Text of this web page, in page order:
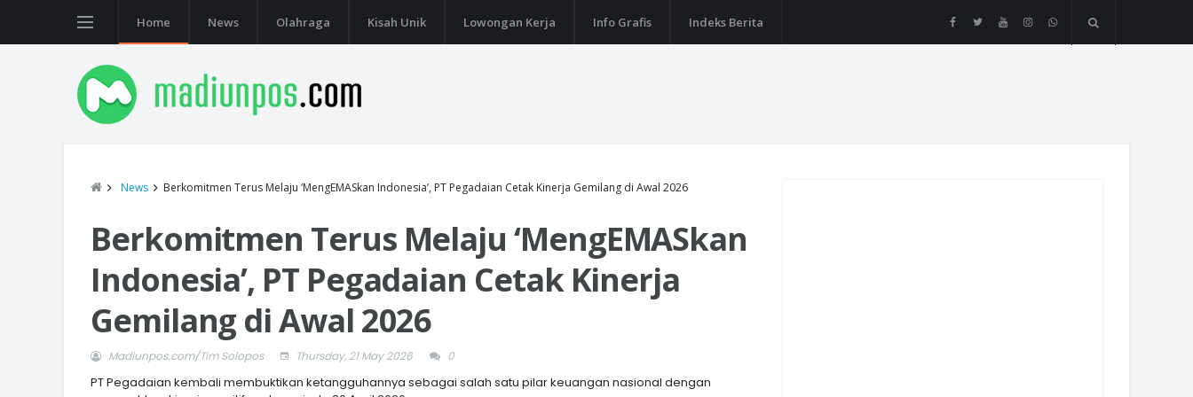
Home News Olahraga Kisah Unik Lowongan Kerja Info Grafis Indeks Berita
News Berkomitmen Terus Melaju ‘MengEMASkan Indonesia’, PT Pegadaian Cetak Kinerja Gemilang di Awal 2026
Berkomitmen Terus Melaju ‘MengEMASkan
Indonesia’, PT Pegadaian Cetak Kinerja
Gemilang di Awal 2026
Madiunpos.com/Tim Solopos Thursday, 21 May 2026 0
PT Pegadaian kembali membuktikan ketangguhannya sebagai salah satu pilar keuangan nasional dengan